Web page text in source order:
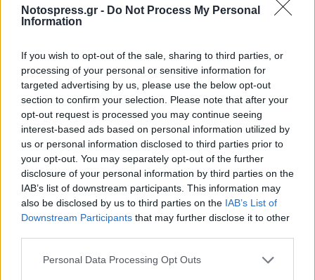
Notospress.gr - Do Not Process My Personal
Information
If you wish to opt-out of the sale, sharing to third parties, or
processing of your personal or sensitive information for
targeted advertising by us, please use the below opt-out
section to confirm your selection. Please note that after your
opt-out request is processed you may continue seeing
interest-based ads based on personal information utilized by
us or personal information disclosed to third parties prior to
your opt-out. You may separately opt-out of the further
disclosure of your personal information by third parties on the
IAB’s list of downstream participants. This information may
also be disclosed by us to third parties on the IAB’s List of
Downstream Participants that may further disclose it to other
Personal Data Processing Opt Outs
ο «Αρχάγγελος της Κρήτης» Νίκος
Ξυλούρης
Με τα τρία ολοκληρωμένα έργα που παρουσίασε
το 1974 («Θητεία» σε στίχους Μάνου
Ελευθερίου, «Μετανάστες» σε στίχους Γιώργου
Σκούρτη και «Θεσσαλικός Κύκλος» σε στίχους
Κώστα Βίρβου) πληθαίνουν οι αναφορές του στο
λαϊκό τραγούδι, για να φτάσει το 1976 με το
«Οροπέδιο» σε ποίηση Μιχάλη Κατσαρού, σε
ηλεκτρονικό άκουσμα. Από του δίσκους αυτούς